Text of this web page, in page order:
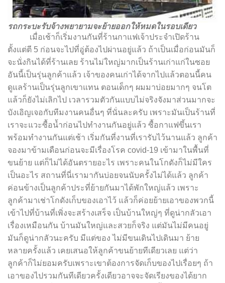
รถกระบะรับจ้างพยายามจะย้ายออกให้หมดในรอบเดียว
เมื่อเช้าก็เริ่มงานกันที่ร้านกาแฟเจ้าประจำเปิดร้าน
ตั้งแต่ตี 5 ก่อนจะไปที่อู่ต้องไปผ่านอยู่แล้ว ถ้าเป็นเมื่อก่อนมันก็
จะนั่งกินได้ที่ร้านเลย ร้านไม่ใหญ่มากเป็นร้านเก่าแก่ในซอย
อันนี้เป็นรุ่นลูกค้าแล้ว เจ้าของคนเก่าได้จากไปแล้วตอนนี้คน
ดูแลร้านเป็นรุ่นลูกเขาแทน ตอนเด็กๆ ผมมาบ่อยมากๆ จนโต
แล้วก็ยังไม่เลิกไป เวลารวมตัวกันแบบไม่จริงจังมาส่วนมากจะ
บังเอิญเจอกับทีมงานคนอื่นๆ ที่นั่นละครับ เพราะมันเป็นร้านที่
เราจะแวะซื้อน้ำก่อนไปทำงานกันอยู่แล้ว ซื้อกาแฟขึ้นเรา
พร้อมทำงานกันแต่เช้า เริ่มกันที่งานที่เรารับไว้นานแล้ว ลูกค้า
จองมาข้ามเดือนก่อนจะมีเรื่องโรค covid-19 เข้ามาในพื้นที่
ขนย้าย แต่ก็ไม่ได้อันตรายอะไร เพราะคนในโกดังก็ไม่มีใคร
เป็นอะไร สถานที่นี่เรามากันบ่อยจนนับครั้งไม่ได้แล้ว ลูกค้า
ค่อนข้างเป็นลูกค้าประที่ย้ายกันมาได้พักใหญ่แล้ว เพราะ
ลูกค้ามาเช่าโกดังเก็บของเอาไว้ แล้วก็ค่อยย้ายเอาของพวกนี้
เข้าไปที่บ้านที่เพิ่งจะสร้างเสร็จ เป็นบ้านใหญ่ๆ ที่ดูน่ากลัวเอา
เรื่องเหมือนกัน บ้านมันใหญ่และสวยก็จริง แต่มันไม่มีคนอยู่
มันก็ดูน่ากลัวนะครับ มีแต่ของ ไม่มีขนเดินไปเดินมา ย้าย
หลายครั้งแล้ว เคยเสนอให้ลูกค้าขนย้ายทีเดียวเลย แต่ว่า
ลูกค้าก็ไม่ยอมครับเพราะเขาต้องการจัดเก็บของไปเรื่อยๆ ถ้า
เอาของไปรวมกันทีเดียวครั้งเดียวอาจจะจัดเรียงของได้ยาก